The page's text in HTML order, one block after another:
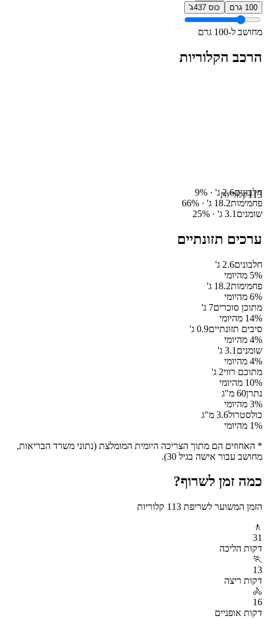
100 גרם כוס 437ג'
מחושב ל-100 גרם
הרכב הקלוריות
113קלוריותחלבונים2.6ג' · 9%
פחמימות18.2 ג' · 66%
שומנים 3.1 ג' · 25%
ערכים תזונתיים
חלבונים2.6 ג'
5% מהיומי
פחמימות18.2 ג'
6% מהיומי
מתוכן סוכרים7 ג'
14% מהיומי
סיבים תזונתיים0.9 ג'
4% מהיומי
שומנים 3.1 ג'
4% מהיומי
מתוכם רווי2 ג'
10% מהיומי
נתרן60 מ"ג
3% מהיומי
כולסטרול3.6 מ"ג
1% מהיומי
* האחוזים הם מתוך הצריכה היומית המומלצת (נתוני משרד הבריאות,
מחושב עבור אישה בגיל 30).
כמה זמן לשרוף?
הזמן המשוער לשריפת 113 קלוריות
🚶
31
דקות הליכה
🏃
13
דקות ריצה
🚴
16
דקות אופניים